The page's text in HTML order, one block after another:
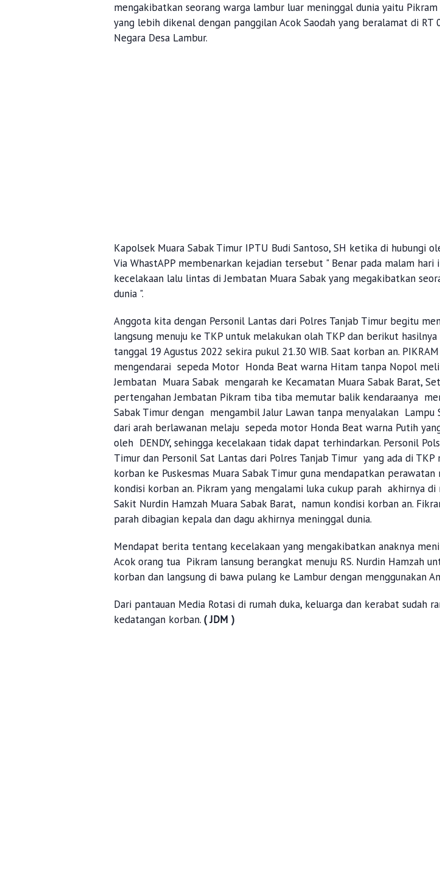
mengakibatkan seorang warga lambur luar meninggal dunia yaitu Pikram
yang lebih dikenal dengan panggilan Acok Saodah yang beralamat di RT
Negara Desa Lambur.
Kapolsek Muara Sabak Timur IPTU Budi Santoso, SH ketika di hubungi
Via WhastAPP membenarkan kejadian tersebut " Benar pada malam
kecelakaan lalu lintas di Jembatan Muara Sabak yang megakibatkan
dunia ".
Anggota kita dengan Personil Lantas dari Polres Tanjab Timur begitu
langsung menuju ke TKP untuk melakukan olah TKP dan berikut hasilnya
tanggal 19 Agustus 2022 sekira pukul 21.30 WIB. Saat korban an.
mengendarai sepeda Motor Honda Beat warna Hitam tanpa Nopol
Jembatan Muara Sabak mengarah ke Kecamatan Muara Sabak Barat,
pertengahan Jembatan Pikram tiba tiba memutar balik kendaraanya
Sabak Timur dengan mengambil Jalur Lawan tanpa menyalakan Lampu
dari arah berlawanan melaju sepeda motor Honda Beat warna Putih
oleh DENDY, sehingga kecelakaan tidak dapat terhindarkan. Personil
Timur dan Personil Sat Lantas dari Polres Tanjab Timur yang ada di TKP
korban ke Puskesmas Muara Sabak Timur guna mendapatkan perawatan
kondisi korban an. Pikram yang mengalami luka cukup parah akhirnya di
Sakit Nurdin Hamzah Muara Sabak Barat, namun kondisi korban an.
parah dibagian kepala dan dagu akhirnya meninggal dunia.
Mendapat berita tentang kecelakaan yang mengakibatkan anaknya
Acok orang tua Pikram lansung berangkat menuju RS. Nurdin Hamzah
korban dan langsung di bawa pulang ke Lambur dengan menggunakan
Dari pantauan Media Rotasi di rumah duka, keluarga dan kerabat sudah
kedatangan korban. ( JDM )